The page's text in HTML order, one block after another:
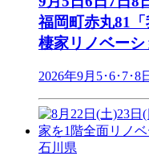
福岡町赤丸81
棲家リノベー
2026年9月5･6･7･8
石川県